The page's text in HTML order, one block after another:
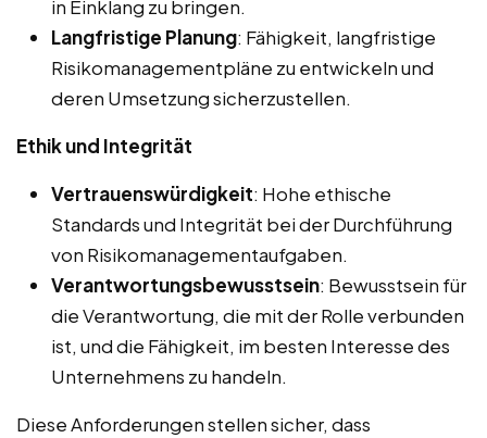
in Einklang zu bringen.
Langfristige Planung: Fähigkeit, langfristige
Risikomanagementpläne zu entwickeln und
deren Umsetzung sicherzustellen.
Ethik und Integrität
Vertrauenswürdigkeit: Hohe ethische
Standards und Integrität bei der Durchführung
von Risikomanagementaufgaben.
Verantwortungsbewusstsein: Bewusstsein für
die Verantwortung, die mit der Rolle verbunden
ist, und die Fähigkeit, im besten Interesse des
Unternehmens zu handeln.
Diese Anforderungen stellen sicher, dass